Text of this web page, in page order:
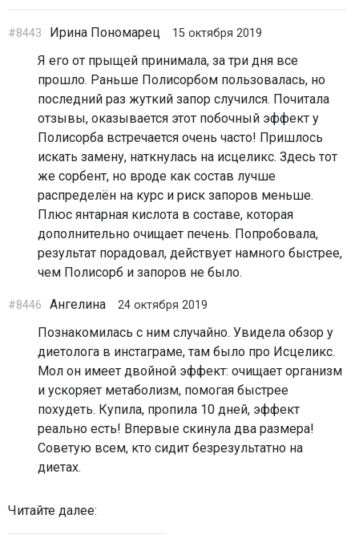
#8443 Ирина Пономарец 15 октября 2019
Я его от прыщей принимала, за три дня все
прошло. Раньше Полисорбом пользовалась, но
последний раз жуткий запор случился. Почитала
отзывы, оказывается этот побочный эффект у
Полисорба встречается очень часто! Пришлось
искать замену, наткнулась на исцеликс. Здесь тот
же сорбент, но вроде как состав лучше
распределён на курс и риск запоров меньше.
Плюс янтарная кислота в составе, которая
дополнительно очищает печень. Попробовала,
результат порадовал, действует намного быстрее,
чем Полисорб и запоров не было.
#8446 Ангелина 24 октября 2019
Познакомилась с ним случайно. Увидела обзор у
диетолога в инстаграме, там было про Исцеликс.
Мол он имеет двойной эффект: очищает организм
и ускоряет метаболизм, помогая быстрее
похудеть. Купила, пропила 10 дней, эффект
реально есть! Впервые скинула два размера!
Советую всем, кто сидит безрезультатно на
диетах.
Читайте далее: